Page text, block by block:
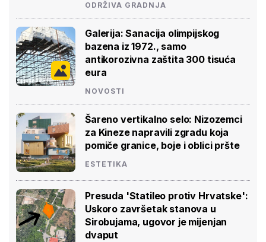
ODRŽIVA GRADNJA
Galerija: Sanacija olimpijskog
bazena iz 1972., samo
antikorozivna zaštita 300 tisuća
eura
NOVOSTI
Šareno vertikalno selo: Nizozemci
za Kineze napravili zgradu koja
pomiče granice, boje i oblici pršte
ESTETIKA
Presuda 'Statileo protiv Hrvatske':
Uskoro završetak stanova u
Sirobujama, ugovor je mijenjan
dvaput